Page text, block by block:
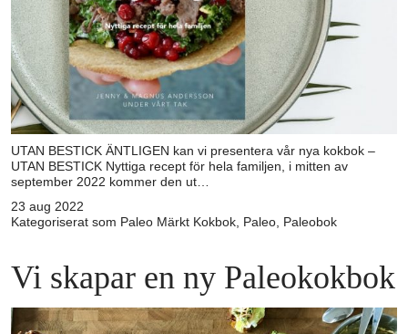
UTAN BESTICK ÄNTLIGEN kan vi presentera vår nya kokbok –
UTAN BESTICK Nyttiga recept för hela familjen, i mitten av
september 2022 kommer den ut…
23 aug 2022
Kategoriserat som Paleo Märkt Kokbok Paleo Paleobok
Vi skapar en ny Paleokokbok